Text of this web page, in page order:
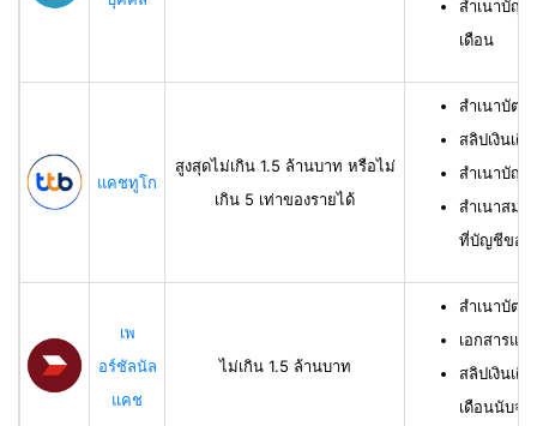
สำเนาบัญชี
เดือน
แคชทูโก
สูงสุดไม่เกิน 1.5 ล้านบาท หรือไม่
เกิน 5 เท่าของรายได้
สำเนาบัตร
สลิปเงินเดื
สำเนาบัญ
สำเนาสมุด
ที่บัญชีของ
เพ
อร์ชัลนัล
แคช
ไม่เกิน 1.5 ล้านบาท
สำเนาบัตร
เอกสารแส
สลิปเงินเ
เดือนนับจ